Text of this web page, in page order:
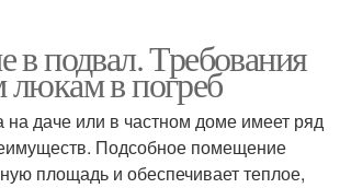
подвал. Требования
в погреб
даче или в частном доме имеет ряд
Подсобное помещение
площадь и обеспечивает теплое,